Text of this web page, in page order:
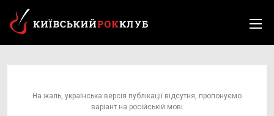
На жаль, українська версія публікації відсутня, пропонуємо
варіант на російській мові